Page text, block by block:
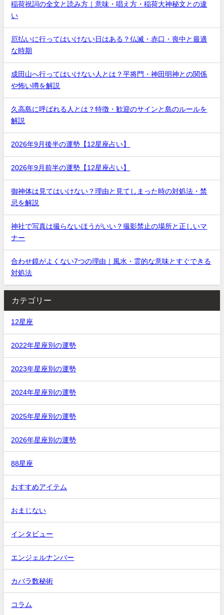
稲荷祝詞の全文と読み方｜意味・唱え方・稲荷大神秘文との違
い
厄払いに行ってはいけない日はある？仏滅・赤口・喪中と最適
な時期
成田山へ行ってはいけない人とは？平将門・神田明神との関係
や怖い噂を解説
久高島に呼ばれる人とは？特徴・歓迎のサインと島のルールを
解説
2026年9月後半の運勢【12星座占い】
2026年9月前半の運勢【12星座占い】
御神体は見てはいけない？理由と見てしまった時の対処法・禁
忌を解説
神社で写真は撮らないほうがいい？撮影禁止の場所と正しいマ
ナー
合わせ鏡がよくない7つの理由｜風水・霊的な意味とすぐできる
対処法
カテゴリー
12星座
2022年星座別の運勢
2023年星座別の運勢
2024年星座別の運勢
2025年星座別の運勢
2026年星座別の運勢
88星座
おすすめアイテム
おまじない
インタビュー
エンジェルナンバー
カバラ数秘術
コラム